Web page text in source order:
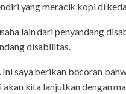
yang meracik kopi di
lain dari penyandang
disabilitas.
saya berikan bocoran
kita lanjutkan dengan